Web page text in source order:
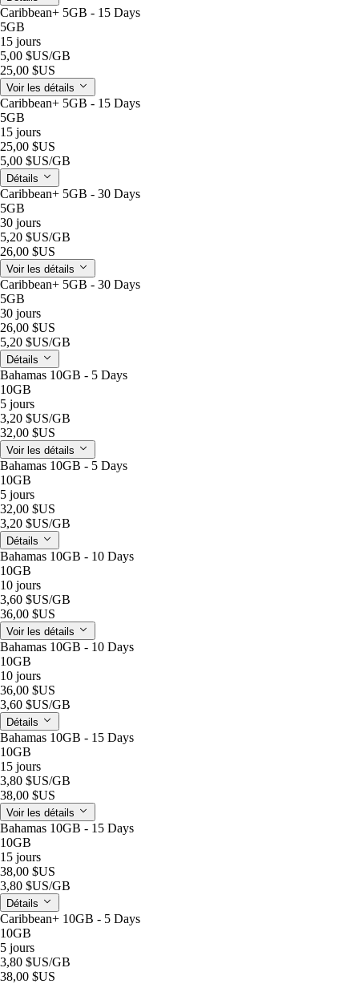
Caribbean+ 5GB - 15 Days
5GB
15 jours
5,00 $US/GB
25,00 $US
Voir les détails
Caribbean+ 5GB - 15 Days
5GB
15 jours
25,00 $US
5,00 $US/GB
Détails
Caribbean+ 5GB - 30 Days
5GB
30 jours
5,20 $US/GB
26,00 $US
Voir les détails
Caribbean+ 5GB - 30 Days
5GB
30 jours
26,00 $US
5,20 $US/GB
Détails
Bahamas 10GB - 5 Days
10GB
5 jours
3,20 $US/GB
32,00 $US
Voir les détails
Bahamas 10GB - 5 Days
10GB
5 jours
32,00 $US
3,20 $US/GB
Détails
Bahamas 10GB - 10 Days
10GB
10 jours
3,60 $US/GB
36,00 $US
Voir les détails
Bahamas 10GB - 10 Days
10GB
10 jours
36,00 $US
3,60 $US/GB
Détails
Bahamas 10GB - 15 Days
10GB
15 jours
3,80 $US/GB
38,00 $US
Voir les détails
Bahamas 10GB - 15 Days
10GB
15 jours
38,00 $US
3,80 $US/GB
Détails
Caribbean+ 10GB - 5 Days
10GB
5 jours
3,80 $US/GB
38,00 $US